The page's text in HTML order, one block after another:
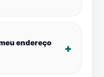
endereço